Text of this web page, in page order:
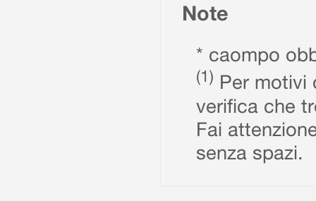
Note
* caompo
(1) Per motivi
verifica che
Fai
senza spazi.